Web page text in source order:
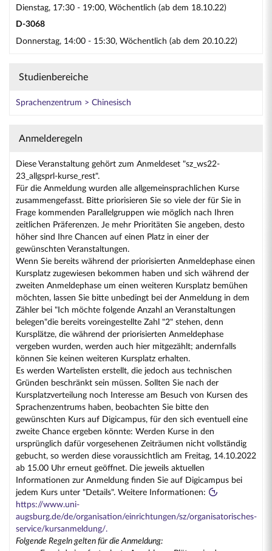
Dienstag, 17:30 - 19:00, Wöchentlich (ab dem 18.10.22)
D-3068
Donnerstag, 14:00 - 15:30, Wöchentlich (ab dem 20.10.22)
Studienbereiche
Sprachenzentrum > Chinesisch
Anmelderegeln
Diese Veranstaltung gehört zum Anmeldeset "sz_ws22-
23_allgsprl-kurse_rest".
Für die Anmeldung wurden alle allgemeinsprachlichen Kurse
zusammengefasst. Bitte priorisieren Sie so viele der für Sie in
Frage kommenden Parallelgruppen wie möglich nach Ihren
zeitlichen Präferenzen. Je mehr Prioritäten Sie angeben, desto
höher sind Ihre Chancen auf einen Platz in einer der
gewünschten Veranstaltungen.
Wenn Sie bereits während der priorisierten Anmeldephase einen
Kursplatz zugewiesen bekommen haben und sich während der
zweiten Anmeldephase um einen weiteren Kursplatz bemühen
möchten, lassen Sie bitte unbedingt bei der Anmeldung in dem
Zähler bei "Ich möchte folgende Anzahl an Veranstaltungen
belegen"die bereits voreingestellte Zahl "2" stehen, denn
Kursplätze, die während der priorisierten Anmeldephase
vergeben wurden, werden auch hier mitgezählt; andernfalls
können Sie keinen weiteren Kursplatz erhalten.
Es werden Wartelisten erstellt, die jedoch aus technischen
Gründen beschränkt sein müssen. Sollten Sie nach der
Kursplatzverteilung noch Interesse am Besuch von Kursen des
Sprachenzentrums haben, beobachten Sie bitte den
gewünschten Kurs auf Digicampus, für den sich eventuell eine
zweite Chance ergeben könnte: Werden Kurse in den
ursprünglich dafür vorgesehenen Zeiträumen nicht vollständig
gebucht, so werden diese voraussichtlich am Freitag, 14.10.2022
ab 15.00 Uhr erneut geöffnet. Die jeweils aktuellen
Informationen zur Anmeldung finden Sie auf Digicampus bei
jedem Kurs unter "Details". Weitere Informationen:
https://www.uni-
augsburg.de/de/organisation/einrichtungen/sz/organisatorisches-
service/kursanmeldung/.
Folgende Regeln gelten für die Anmeldung: